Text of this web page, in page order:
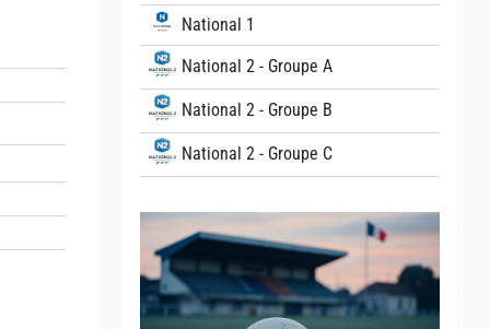
National 1
National 2 - Groupe A
National 2 - Groupe B
National 2 - Groupe C